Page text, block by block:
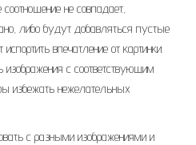
не совпадает,
либо будут добавляться пустые
впечатление от картинки.
изображения с соответствующим
избежать нежелательных
с разными изображениями и